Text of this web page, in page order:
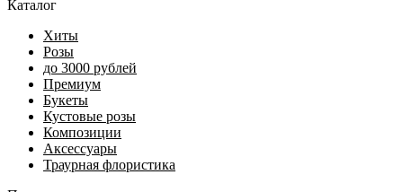
Каталог
Хиты
Розы
до 3000 рублей
Премиум
Букеты
Кустовые розы
Композиции
Аксессуары
Траурная флористика